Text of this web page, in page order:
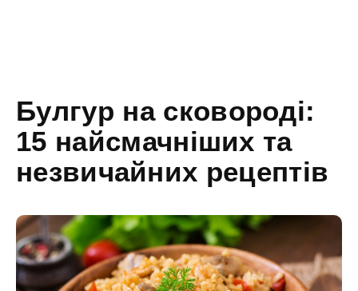
Булгур на сковороді:
15 найсмачніших та
незвичайних рецептів